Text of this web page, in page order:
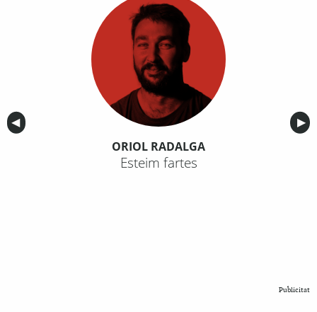
Anterior
◀︎ ▶︎
ORIOL RADALGA
Esteim fartes
Publicitat